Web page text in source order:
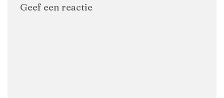
Geef een reactie